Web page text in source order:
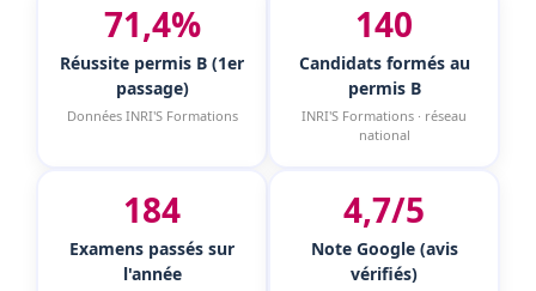
71,4%
Réussite permis B (1er
passage)
Données INRI'S Formations
140
Candidats formés au
permis B
INRI'S Formations · réseau
national
184
Examens passés sur
l'année
4,7/5
Note Google (avis
vérifiés)